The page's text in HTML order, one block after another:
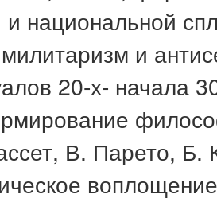
и национальной
и
20-х- начала
В. Парето,